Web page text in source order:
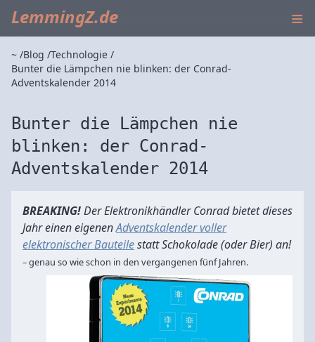
LemmingZ.de ≡
~ Blog Technologie
Bunter die Lämpchen nie blinken: der Conrad-
Adventskalender 2014
Bunter die Lämpchen nie
blinken: der Conrad-
Adventskalender 2014
BREAKING!Der Elektronikhändler Conrad bietet dieses
Jahr einen eigenenAdventskalender voller
elektronischer Bauteilestatt Schokolade (oder Bier) an!
– genau so wie schon in den vergangenen fünf Jahren.